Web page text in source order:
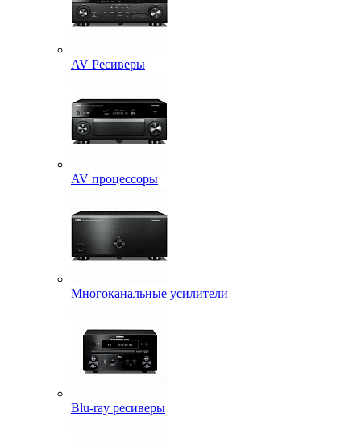
AV Ресиверы
AV процессоры
Многоканальные усилители
Blu-ray ресиверы